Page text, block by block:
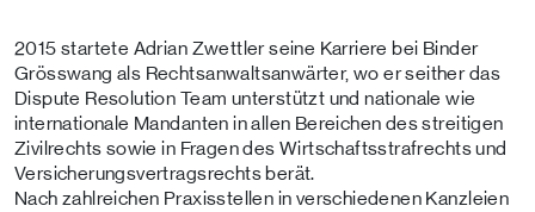
2015 startete Adrian Zwettler seine Karriere bei Binder
Grösswang als Rechtsanwaltsanwärter, wo er seither das
Dispute Resolution Team unterstützt und nationale wie
internationale Mandanten in allen Bereichen des streitigen
Zivilrechts sowie in Fragen des Wirtschaftsstrafrechts und
Versicherungsvertragsrechts berät.
Nach zahlreichen Praxisstellen in verschiedenen Kanzleien